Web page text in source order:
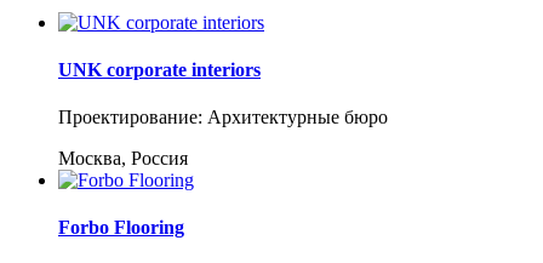
UNK corporate interiors
Проектирование: Архитектурные бюро
Москва, Россия
Forbo Flooring